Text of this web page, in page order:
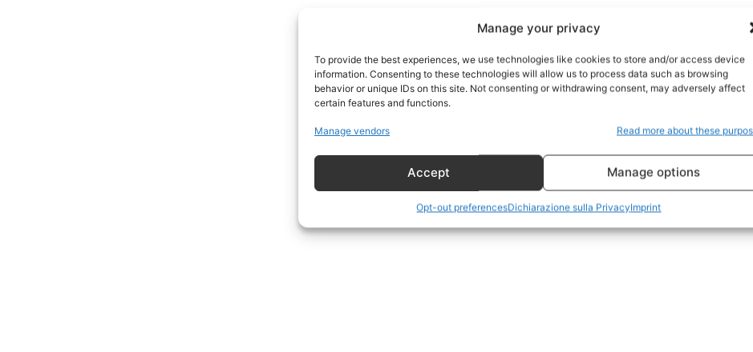
Manage your privacy
To provide the best experiences, we use technologies like cookies to store and/or access device
information. Consenting to these technologies will allow us to process data such as browsing
behavior or unique IDs on this site. Not consenting or withdrawing consent, may adversely affect
certain features and functions.
Manage vendors Read more about these
Accept Manage options
Opt-out preferencesDichiarazione sulla PrivacyImprint
Geopolitica